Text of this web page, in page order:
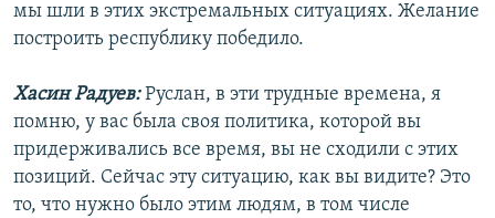
мы шли в этих экстремальных ситуациях. Желание
построить республику победило.
Хасин Радуев:Руслан, в эти трудные времена, я
помню, у вас была своя политика, которой вы
придерживались все время, вы не сходили с этих
позиций. Сейчас эту ситуацию, как вы видите? Это
то, что нужно было этим людям, в том числе